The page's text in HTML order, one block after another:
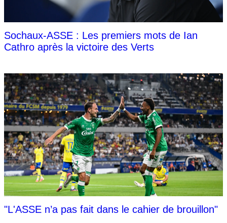
Sochaux-ASSE : Les premiers mots de Ian
Cathro après la victoire des Verts
"L'ASSE n’a pas fait dans le cahier de brouillon"